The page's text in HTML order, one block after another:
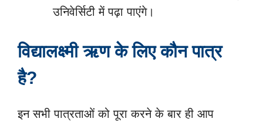
उनिवेर्सिटी में पढ़ा पाएंगे।
विद्यालक्ष्मी ऋण के लिए कौन पात्र
है?
इन सभी पात्रताओं को पूरा करने के बार ही आप